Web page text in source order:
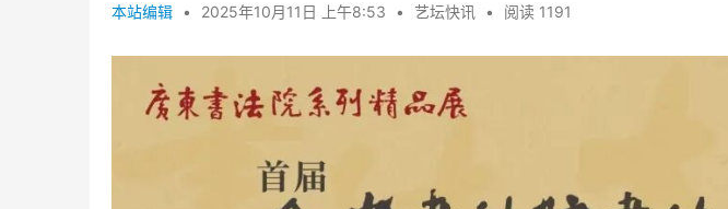
本站编辑 • 2025年10月11日 上午8:53 • 艺坛快讯 • 阅读 1191